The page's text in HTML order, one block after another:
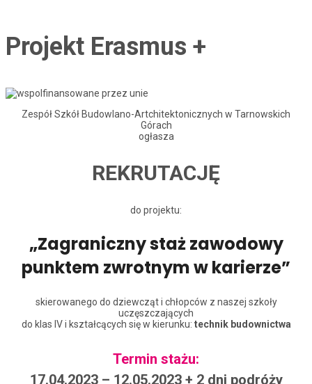
Projekt Erasmus +
Zespół Szkół Budowlano-Artchitektonicznych w Tarnowskich
Górach
ogłasza
REKRUTACJĘ
do projektu:
„Zagraniczny staż zawodowy
punktem zwrotnym w karierze”
skierowanego do dziewcząt i chłopców z naszej szkoły
uczęszczających
do klas IV i kształcących się w kierunku: technik budownictwa
Termin stażu:
17.04.2023 – 12.05.2023 + 2 dni podróży